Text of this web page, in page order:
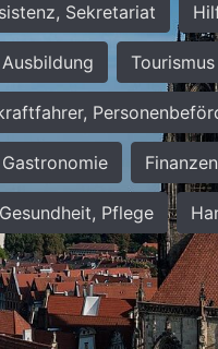
Sekretariat
Tourismus
Gastronomie
Pflege